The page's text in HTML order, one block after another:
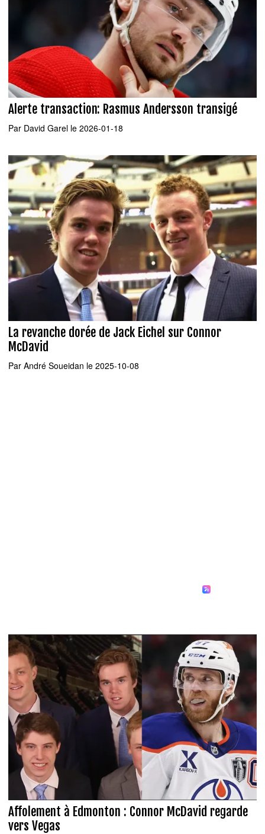
Alerte transaction: Rasmus Andersson transigé
Par David Garel le 2026-01-18
La revanche dorée de Jack Eichel sur Connor
McDavid
Par André Soueidan le 2025-10-08
Affolement à Edmonton : Connor McDavid regarde
vers Vegas